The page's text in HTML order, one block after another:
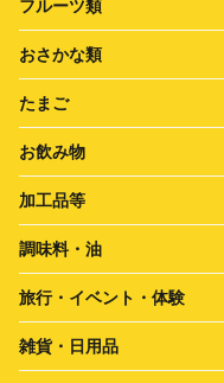
フルーツ類
おさかな類
たまご
お飲み物
加工品等
調味料・油
旅行・イベント・体験
雑貨・日用品